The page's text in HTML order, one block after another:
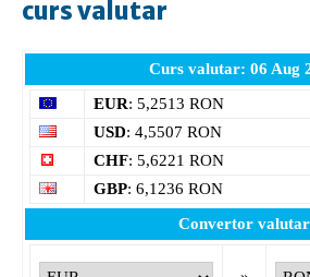
curs valutar
Curs valutar: 06 Aug
EUR: 5,2513 RON
USD: 4,5507 RON
CHF: 5,6221 RON
GBP: 6,1236 RON
Convertor valutar